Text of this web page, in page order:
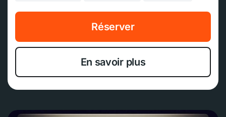
Réserver
En savoir plus